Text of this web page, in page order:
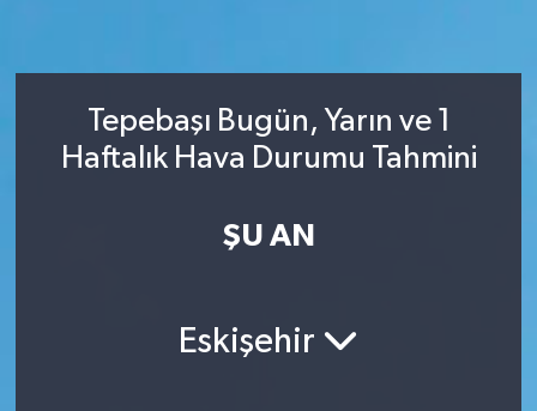
Tepebaşı Bugün, Yarın ve 1
Haftalık Hava Durumu Tahmini
ŞU AN
Eskişehir